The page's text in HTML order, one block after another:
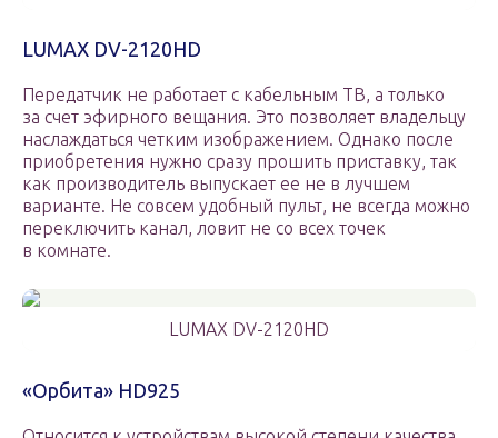
LUMAX DV-2120HD
Передатчик не работает с кабельным ТВ, а только
за счет эфирного вещания. Это позволяет владельцу
наслаждаться четким изображением. Однако после
приобретения нужно сразу прошить приставку, так
как производитель выпускает ее не в лучшем
варианте. Не совсем удобный пульт, не всегда можно
переключить канал, ловит не со всех точек
в комнате.
LUMAX DV-2120HD
«Орбита» HD925